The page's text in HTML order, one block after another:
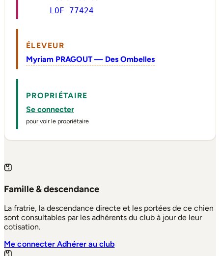
LOF 77424
ÉLEVEUR
Myriam PRAGOUT — Des Ombelles
PROPRIÉTAIRE
Se connecter
pour voir le propriétaire
Famille & descendance
La fratrie, la descendance directe et les portées de ce chien
sont consultables par les adhérents du club à jour de leur
cotisation.
Me connecterAdhérer au club